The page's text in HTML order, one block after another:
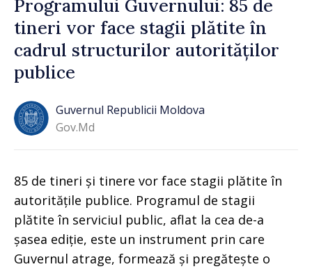
Programului Guvernului: 85 de
tineri vor face stagii plătite în
cadrul structurilor autorităților
publice
Guvernul Republicii Moldova
Gov.md
85 de tineri și tinere vor face stagii plătite în
autoritățile publice. Programul de stagii
plătite în serviciul public, aflat la cea de-a
șasea ediție, este un instrument prin care
Guvernul atrage, formează și pregătește o